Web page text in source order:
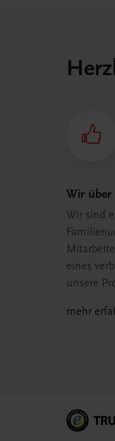
Wir über
Wir sind
eines
unsere
mehr